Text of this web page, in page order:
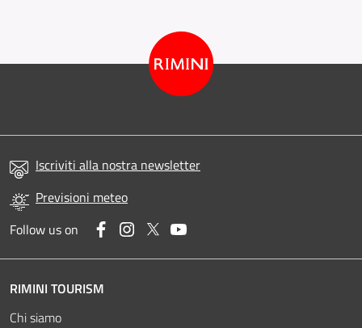
Iscriviti alla nostra newsletter
Previsioni meteo
Follow us on
FacebookInstagram
Twitter
RIMINI TOURISM
Chi siamo